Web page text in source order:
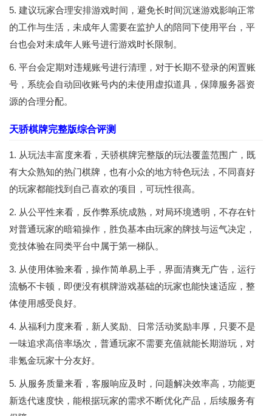
5. 建议玩家合理安排游戏时间，避免长时间沉迷游戏影响正常
的工作与生活，未成年人需要在监护人的陪同下使用平台，平
台也会对未成年人账号进行游戏时长限制。
6. 平台会定期对违规账号进行清理，对于长期不登录的闲置账
号，系统会自动回收账号内的未使用虚拟道具，保障服务器资
源的合理分配。
天骄棋牌完整版综合评测
1. 从玩法丰富度来看，天骄棋牌完整版的玩法覆盖范围广，既
有大众熟知的热门棋牌，也有小众的地方特色玩法，不同喜好
的玩家都能找到自己喜欢的项目，可玩性很高。
2. 从公平性来看，反作弊系统成熟，对局环境透明，不存在针
对普通玩家的暗箱操作，胜负基本由玩家的牌技与运气决定，
竞技体验在同类平台中属于第一梯队。
3. 从使用体验来看，操作简单易上手，界面清爽无广告，运行
流畅不卡顿，即便没有棋牌游戏基础的玩家也能快速适应，整
体使用感受良好。
4. 从福利力度来看，新人奖励、日常活动奖励丰厚，只要不是
一味追求高倍率场次，普通玩家不需要充值就能长期游玩，对
非氪金玩家十分友好。
5. 从服务质量来看，客服响应及时，问题解决效率高，功能更
新迭代速度快，能根据玩家的需求不断优化产品，后续服务有